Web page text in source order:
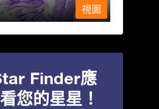
視圖
Finder應
您的星星！